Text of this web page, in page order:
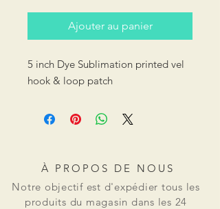
Ajouter au panier
5 inch Dye Sublimation printed vel
hook & loop patch
À PROPOS DE NOUS
Notre objectif est d'expédier tous les
produits du magasin dans les 24